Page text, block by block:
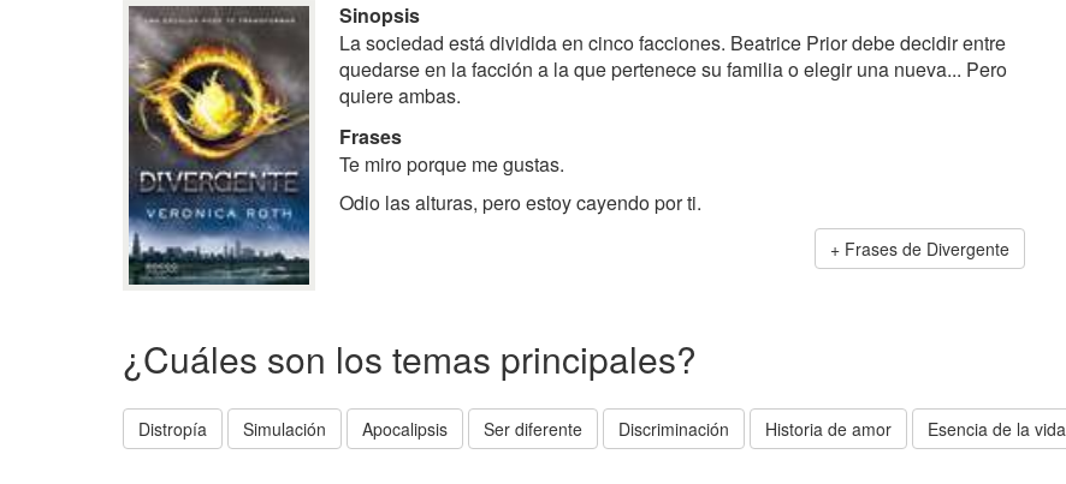
Sinopsis
La sociedad está dividida en cinco facciones. Beatrice Prior debe decidir entre
quedarse en la facción a la que pertenece su familia o elegir una nueva... Pero
quiere ambas.
Frases
Te miro porque me gustas.
Odio las alturas, pero estoy cayendo por ti.
Frases de Divergente
¿Cuáles son los temas principales?
Distropía Simulación Apocalipsis Ser diferente Discriminación Historia de amor Esencia de la vida